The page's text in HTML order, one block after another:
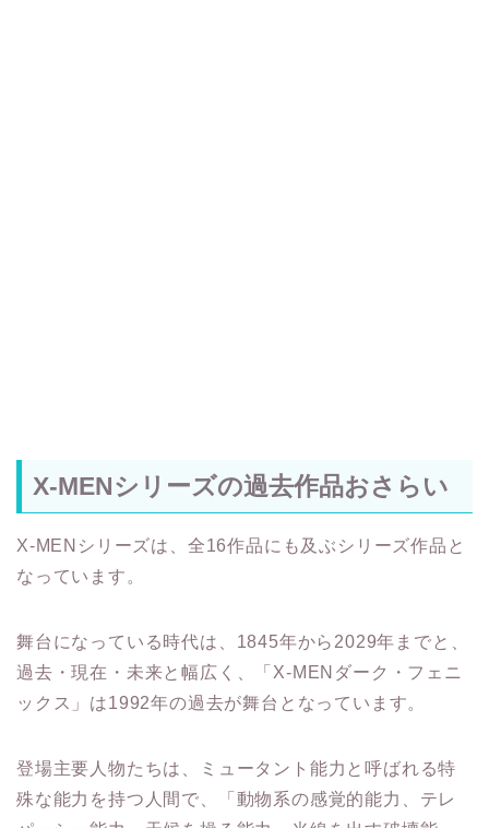
X-MENシリーズの過去作品おさらい
X-MENシリーズは、全16作品にも及ぶシリーズ作品と
なっています。
舞台になっている時代は、1845年から2029年までと、
過去・現在・未来と幅広く、「X-MENダーク・フェニ
ックス」は1992年の過去が舞台となっています。
登場主要人物たちは、ミュータント能力と呼ばれる特
殊な能力を持つ人間で、「動物系の感覚的能力、テレ